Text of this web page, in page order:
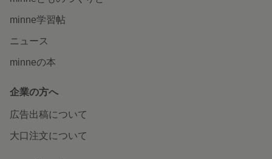
minne学習帖
ニュース
minneの本
企業の方へ
広告出稿について
大口注文について